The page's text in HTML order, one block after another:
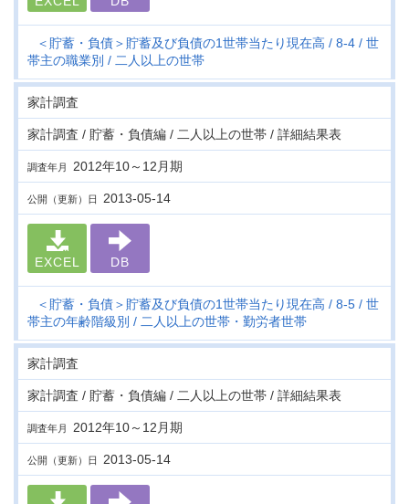
＜貯蓄・負債＞貯蓄及び負債の1世帯当たり現在高 8-4
世
帯主の職業別
二人以上の世帯
家計調査
家計調査 / 貯蓄・負債編 / 二人以上の世帯 / 詳細結果表
調査年月 2012年10～12月期
公開（更新）日 2013-05-14
EXCEL DB
＜貯蓄・負債＞貯蓄及び負債の1世帯当たり現在高 8-5
世
帯主の年齢階級別
二人以上の世帯・勤労者世帯
家計調査
家計調査 / 貯蓄・負債編 / 二人以上の世帯 / 詳細結果表
調査年月 2012年10～12月期
公開（更新）日 2013-05-14